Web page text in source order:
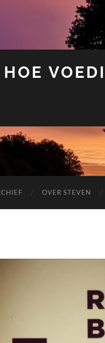
HOE
OVER STEVEN